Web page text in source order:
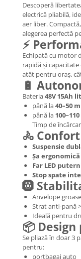
Baterii
Controlere &
Încărcătoare
Prize de încărcare
Cabluri pentru baterii
Componente baterii
Localizatoare GPS
Mecanică
Furci / mânere
secundare
Pliere, pasadores &
Crickuri / suporturi
Suspensii &
Rulmenți
Transmisii & lanțuri
Claxoane / sonerii
Frâne
Discuri de frana
Plăcuțe de frână
Descoperă
electrică pliabilă,
aer liber.
alegerea perfectă
⚡
Echipată cu motor
rapidă și
atât pentru oraș,
🔋
Bateria48V 15Ah
până la40–50
până la
Timp de
🚴
Suspensie
Șa
Far LED
Stop spate
🛞
Anvelope groase
Strat anti-pană
Ideală pentru
📦
Se pliază în doar 3
pentru:
portbagaj auto